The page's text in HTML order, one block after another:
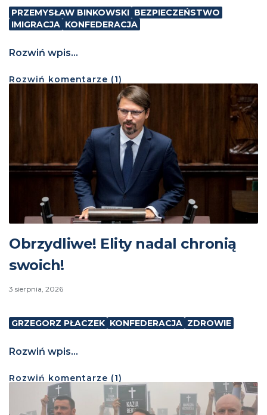
PRZEMYSŁAW BINKOWSKI BEZPIECZEŃSTWO
IMIGRACJA KONFEDERACJA
Rozwiń wpis...
Rozwiń komentarze (1)
Obrzydliwe! Elity nadal chronią
swoich!
3 sierpnia, 2026
GRZEGORZ PŁACZEK KONFEDERACJA ZDROWIE
Rozwiń wpis...
Rozwiń komentarze (1)